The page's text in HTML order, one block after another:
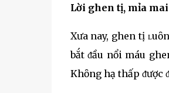
Lời ghen tị, mỉa mai
Xưa nay, ghen tị
bắt ᵭầu nổi máu
Khȏng hạ thấp ᵭược